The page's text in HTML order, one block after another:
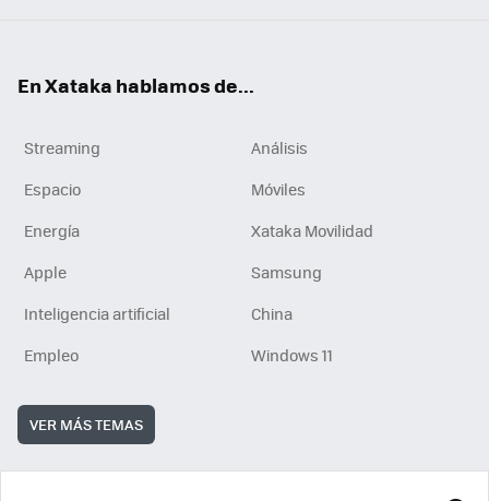
En Xataka hablamos de...
Streaming
Análisis
Espacio
Móviles
Energía
Xataka Movilidad
Apple
Samsung
Inteligencia artificial
China
Empleo
Windows 11
VER MÁS TEMAS